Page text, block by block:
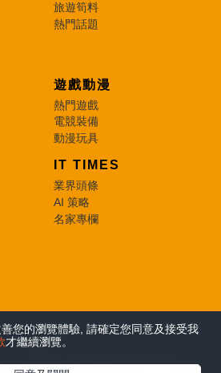
您的瀏覽體驗, 請確定您同意及接受我
才繼續瀏覽。
旅遊筍料
熱門話題
遊戲動漫
熱門遊戲
電競裝備
動漫玩具
IT TIMES
業界頭條
AI 策略
名家專欄
Reserved.